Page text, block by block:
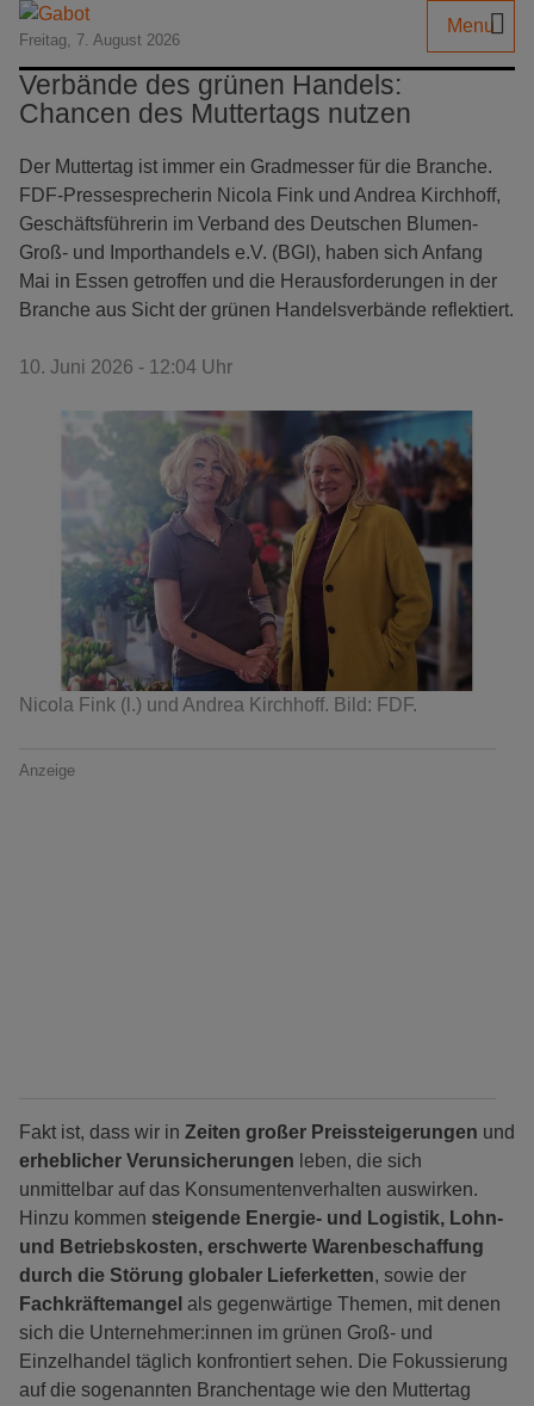
Freitag, 7. August 2026
Menu
Verbände des grünen Handels:
Chancen des Muttertags nutzen
Der Muttertag ist immer ein Gradmesser für die Branche.
FDF-Pressesprecherin Nicola Fink und Andrea Kirchhoff,
Geschäftsführerin im Verband des Deutschen Blumen-
Groß- und Importhandels e.V. (BGI), haben sich Anfang
Mai in Essen getroffen und die Herausforderungen in der
Branche aus Sicht der grünen Handelsverbände reflektiert.
10. Juni 2026 - 12:04 Uhr
Nicola Fink (l.) und Andrea Kirchhoff. Bild: FDF.
Anzeige
Fakt ist, dass wir in Zeiten großer Preissteigerungen und
erheblicher Verunsicherungen leben, die sich
unmittelbar auf das Konsumentenverhalten auswirken.
Hinzu kommen steigende Energie- und Logistik, Lohn-
und Betriebskosten, erschwerte Warenbeschaffung
durch die Störung globaler Lieferketten, sowie der
Fachkräftemangel als gegenwärtige Themen, mit denen
sich die Unternehmer:innen im grünen Groß- und
Einzelhandel täglich konfrontiert sehen. Die Fokussierung
auf die sogenannten Branchentage wie den Muttertag